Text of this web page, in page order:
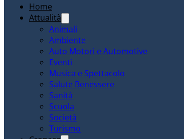
Home
Attualità
Animali
Ambiente
Auto Motori e Automotive
Eventi
Musica e Spettacolo
Salute Benessere
Sanità
Scuola
Società
Turismo